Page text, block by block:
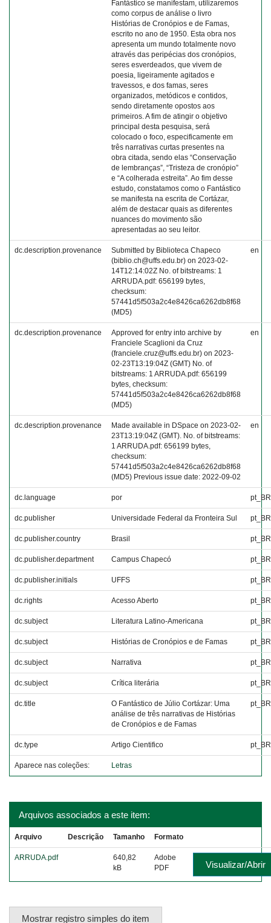
Fantástico se manifestam, utilizaremos
como corpus de análise o livro
Histórias de Cronópios e de Famas,
escrito no ano de 1950. Esta obra nos
apresenta um mundo totalmente novo
através das peripécias dos cronópios,
seres esverdeados, que vivem de
poesia, ligeiramente agitados e
travessos, e dos famas, seres
organizados, metódicos e contidos,
sendo diretamente opostos aos
primeiros. A fim de atingir o objetivo
principal desta pesquisa, será
colocado o foco, especificamente em
três narrativas curtas presentes na
obra citada, sendo elas “Conservação
de lembranças”, “Tristeza de cronópio”
e “A colherada estreita”. Ao fim desse
estudo, constatamos como o Fantástico
se manifesta na escrita de Cortázar,
além de destacar quais as diferentes
nuances do movimento são
apresentadas ao seu leitor.
dc.description.provenance
Submitted by Biblioteca Chapeco
(biblio.ch@uffs.edu.br) on 2023-02-
14T12:14:02Z No. of bitstreams: 1
ARRUDA.pdf: 656199 bytes,
checksum:
57441d5f503a2c4e8426ca6262db8f68
(MD5)
en
dc.description.provenance
Approved for entry into archive by
Franciele Scaglioni da Cruz
(franciele.cruz@uffs.edu.br) on 2023-
02-23T13:19:04Z (GMT) No. of
bitstreams: 1 ARRUDA.pdf: 656199
bytes, checksum:
57441d5f503a2c4e8426ca6262db8f68
(MD5)
en
dc.description.provenance
Made available in DSpace on 2023-02-
23T13:19:04Z (GMT). No. of bitstreams:
1 ARRUDA.pdf: 656199 bytes,
checksum:
57441d5f503a2c4e8426ca6262db8f68
(MD5) Previous issue date: 2022-09-02
en
dc.language por pt_BR
dc.publisher Universidade Federal da Fronteira Sul pt_BR
dc.publisher.country Brasil pt_BR
dc.publisher.department Campus Chapecó pt_BR
dc.publisher.initials UFFS pt_BR
dc.rights Acesso Aberto pt_BR
dc.subject Literatura Latino-Americana pt_BR
dc.subject Histórias de Cronópios e de Famas pt_BR
dc.subject Narrativa pt_BR
dc.subject Crítica literária pt_BR
dc.title
O Fantástico de Júlio Cortázar: Uma
análise de três narrativas de Histórias
de Cronópios e de Famas
pt_BR
dc.type Artigo Cientifico pt_BR
Aparece nas coleções: Letras
Arquivos associados a este item:
Arquivo Descrição Tamanho Formato
ARRUDA.pdf
640,82
kB
Adobe
PDF
Visualizar/Abrir
Mostrar registro simples do item